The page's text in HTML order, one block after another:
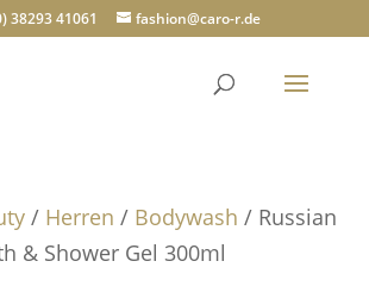
38293 41061 fashion@caro-r.de
/ Herren / Bodywash / Russian
& Shower Gel 300ml